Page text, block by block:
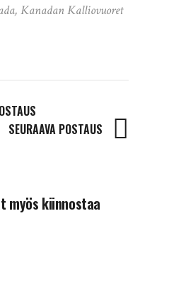
, Kanadan Kalliovuoret
SEURAAVA POSTAUS
myös kiinnostaa